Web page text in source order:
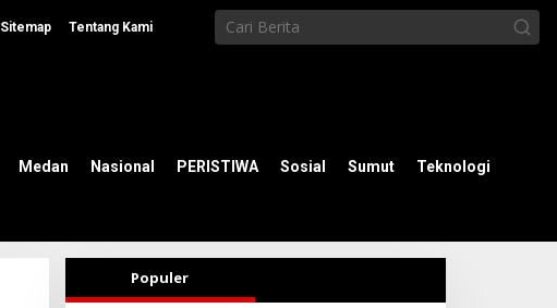
Sitemap Tentang Kami
Medan Nasional PERISTIWA Sosial Sumut Teknologi
Populer